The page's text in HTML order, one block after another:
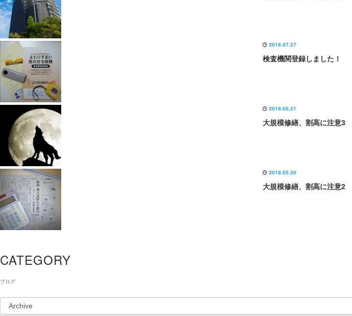
2018.07.27
検査機関登録しました！
2018.05.21
大規模修繕、割高に注意3
2018.05.20
大規模修繕、割高に注意2
CATEGORY
ブログ